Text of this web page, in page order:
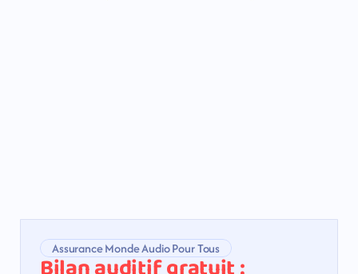
Assurance Monde Audio Pour Tous